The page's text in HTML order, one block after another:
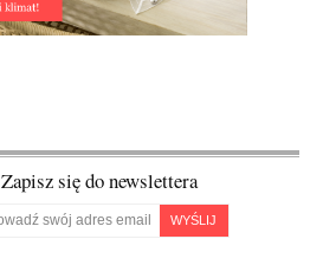
Zapisz się do newslettera
WYŚLIJ